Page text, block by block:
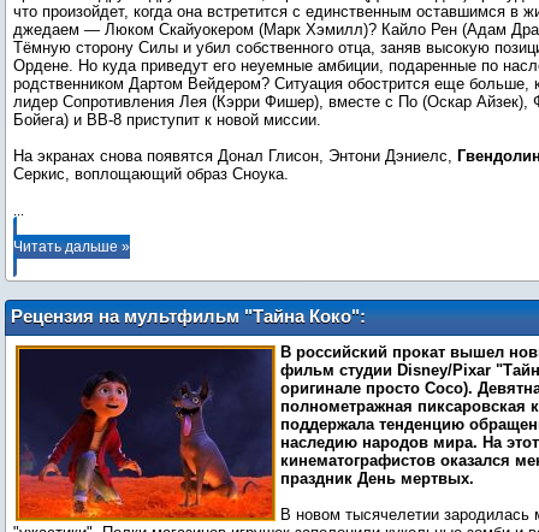
что произойдет, когда она встретится с единственным оставшимся в
джедаем — Люком Скайуокером (Марк Хэмилл)? Кайло Рен (Адам
Тёмную сторону Силы и убил собственного отца, заняв высокую
Ордене. Но куда приведут его неуемные амбиции, подаренные по
родственником Дартом Вейдером? Ситуация обострится еще больше,
лидер Сопротивления Лея (Кэрри Фишер), вместе с По (Оскар Айзек),
Бойега) и BB-8 приступит к новой миссии.
На экранах снова появятся Донал Глисон, Энтони Дэниелс,
Серкис, воплощающий образ Сноука.
Читать дальше »
Рецензия на мультфильм "Тайна Коко":
Не стареют, не скорбят
В российский прокат вышел
фильм студии Disney/Pixar
оригинале просто Coco).
полнометражная пиксаровская
поддержала тенденцию
наследию народов мира. На
кинематографистов оказался
праздник День мертвых.
В новом тысячелетии зародилась